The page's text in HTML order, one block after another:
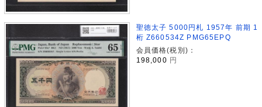
聖徳太子 5000円札 1957年 前期 1
桁 Z660534Z PMG65EPQ
会員価格(税別)：
198,000 円